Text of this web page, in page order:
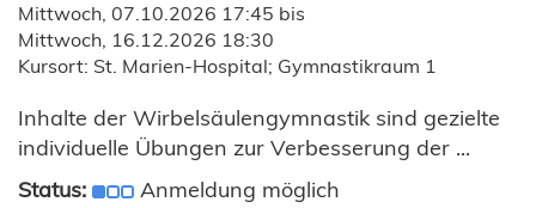
Mittwoch, 07.10.2026 17:45 bis
Mittwoch, 16.12.2026 18:30
Kursort: St. Marien-Hospital; Gymnastikraum 1
Inhalte der Wirbelsäulengymnastik sind gezielte
individuelle Übungen zur Verbesserung der ...
Status:
Anmeldung möglich